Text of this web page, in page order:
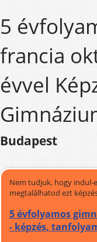
5
francia
évvel
Budapest
Nem tudjuk, hogy indul-
megtalálhatod ezt
5 évfolyamos
- képzés,